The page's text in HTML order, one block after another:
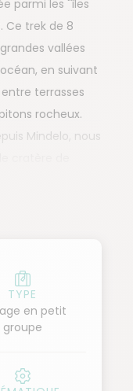
parmi les "îles
Ce trek de 8
vallées
en suivant
terrasses
rocheux.
Mindelo, nous
les
traversons des
de pêcheurs de
de l'île
des
étape. En fin
TYPE
en petit
groupe